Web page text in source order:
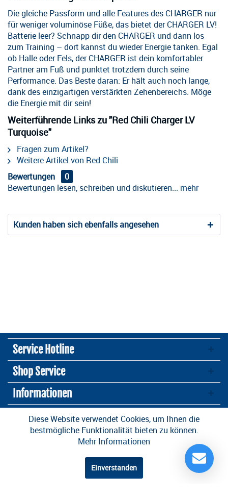
Die gleiche Passform und alle Features des CHARGER nur
für weniger voluminöse Füße, das bietet der CHARGER LV!
Batterie leer? Schnapp dir den CHARGER und dann los
zum Training – dort kannst du wieder Energie tanken. Egal
ob Halle oder Fels, der CHARGER ist dein komfortabler
Partner am Fuß und punktet trotzdem durch seine
Performance. Das Beste daran: Er hält auch noch lange,
dank des einzigartigen verstärkten Zehenbereichs. Möge
die Energie mit dir sein!
Weiterführende Links zu "Red Chili Charger LV
Turquoise"
Fragen zum Artikel?
Weitere Artikel von Red Chili
Bewertungen
0
Bewertungen lesen, schreiben und diskutieren... mehr
Kunden haben sich ebenfalls angesehen
Service Hotline
Shop Service
Informationen
Newsletter
* Alle Preise inkl. gesetzl. Mehrwertsteuer zzgl.Versandkosten
und ggf.
Nachnahmegebühren, wenn nicht anders beschrieben
Design und Entwicklung durch die
Diese Website verwendet Cookies, um Ihnen die
bestmögliche Funktionalität bieten zu können.
Mehr Informationen
Einverstanden